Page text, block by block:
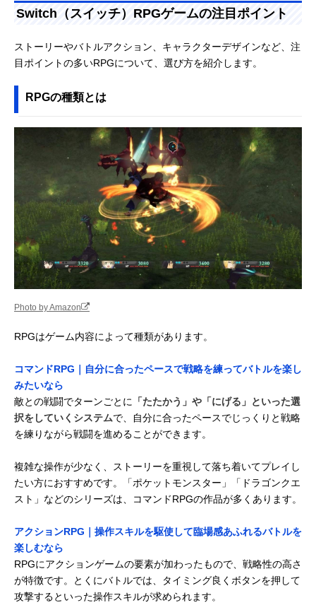
Switch（スイッチ）RPGゲームの注目ポイント
ストーリーやバトルアクション、キャラクターデザインなど、注
目ポイントの多いRPGについて、選び方を紹介します。
RPGの種類とは
Photo by Amazon
RPGはゲーム内容によって種類があります。
コマンドRPG｜自分に合ったペースで戦略を練ってバトルを楽し
みたいなら
敵との戦闘でターンごとに 「たたかう」や「にげる」といった選
択をしていくシステムで、自分に合ったペースでじっくりと戦略
を練りながら戦闘を進めることができます。
複雑な操作が少なく、ストーリーを重視して落ち着いてプレイし
たい方におすすめです。「ポケットモンスター」「ドラゴンクエ
スト」などのシリーズは、コマンドRPGの作品が多くあります。
アクションRPG｜操作スキルを駆使して臨場感あふれるバトルを
楽しむなら
RPGにアクションゲームの要素が加わったもので、戦略性の高さ
が特徴です。とくにバトルでは、タイミング良くボタンを押して
攻撃するといった操作スキルが求められます。